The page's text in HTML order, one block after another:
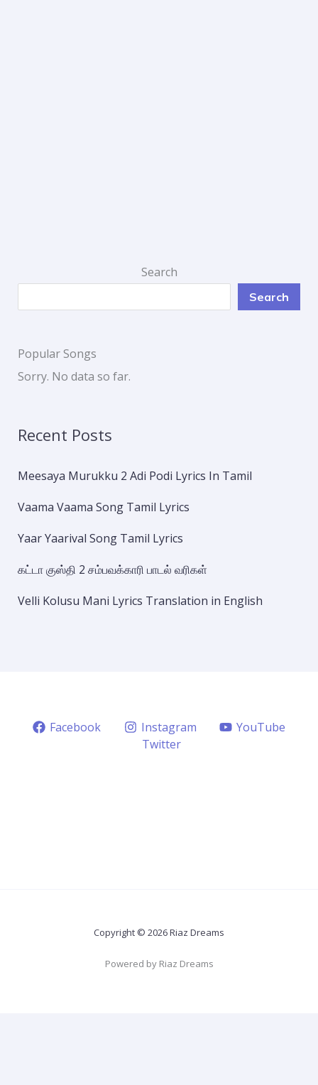
Search
Search
Popular Songs
Sorry. No data so far.
Recent Posts
Meesaya Murukku 2 Adi Podi Lyrics In Tamil
Vaama Vaama Song Tamil Lyrics
Yaar Yaarival Song Tamil Lyrics
கட்டா குஸ்தி 2 சம்பவக்காரி பாடல் வரிகள்
Velli Kolusu Mani Lyrics Translation in English
Facebook Instagram
YouTube
Twitter
Copyright © 2026 Riaz Dreams
Powered by Riaz Dreams